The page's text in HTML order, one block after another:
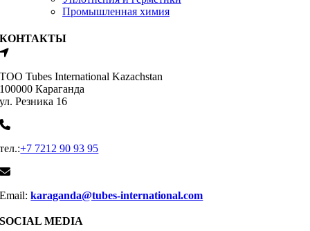
Промышленная химия
КОНТАКТЫ
ТОО Tubes International Kazachstan
100000 Караганда
ул. Резника 16
тел.:+7 7212 90 93 95
Email:karaganda@tubes-international.com
SOCIAL MEDIA